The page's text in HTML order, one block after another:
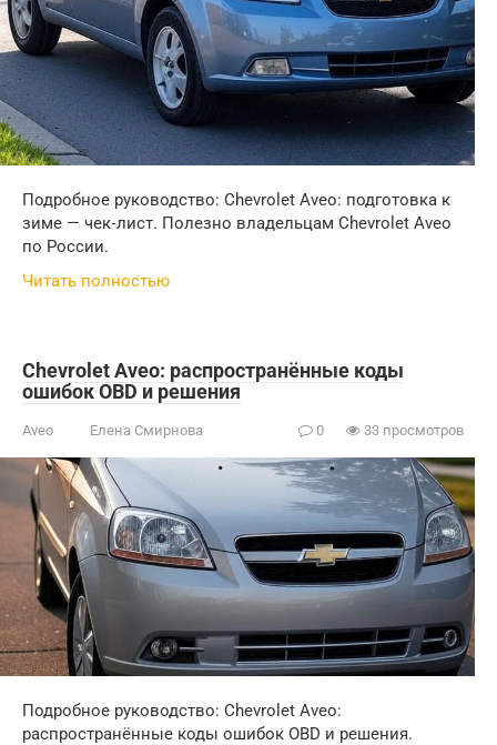
Подробное руководство: Chevrolet Aveo: подготовка к
зиме — чек‑лист. Полезно владельцам Chevrolet Aveo
по России.
Читать полностью
Chevrolet Aveo: распространённые коды
ошибок OBD и решения
Aveo Елена Смирнова 0 33 просмотров
Подробное руководство: Chevrolet Aveo:
распространённые коды ошибок OBD и решения.